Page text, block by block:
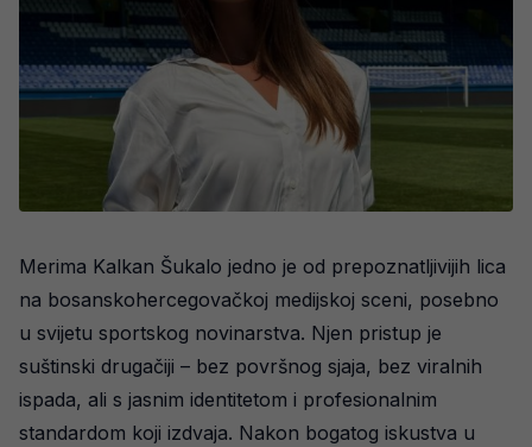
Merima Kalkan Šukalo jedno je od prepoznatljivijih lica
na bosanskohercegovačkoj medijskoj sceni, posebno
u svijetu sportskog novinarstva. Njen pristup je
suštinski drugačiji – bez površnog sjaja, bez viralnih
ispada, ali s jasnim identitetom i profesionalnim
standardom koji izdvaja. Nakon bogatog iskustva u